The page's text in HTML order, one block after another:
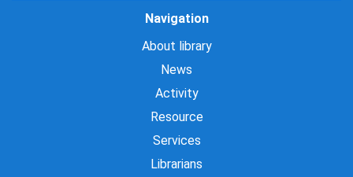
Navigation
About library
News
Activity
Resource
Services
Librarians